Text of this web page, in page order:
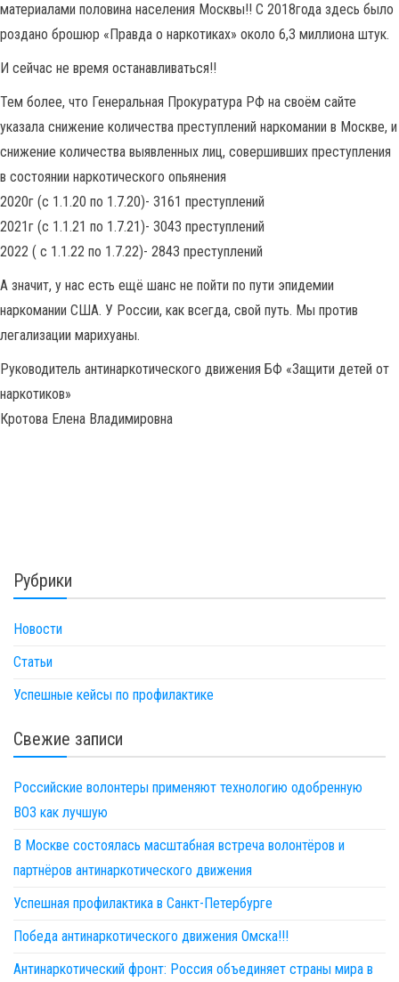
материалами половина населения Москвы!! С 2018года здесь было
роздано брошюр «Правда о наркотиках» около 6,3 миллиона штук.
И сейчас не время останавливаться!!
Тем более, что Генеральная Прокуратура РФ на своём сайте
указала снижение количества преступлений наркомании в Москве, и
снижение количества выявленных лиц, совершивших преступления
в состоянии наркотического опьянения
2020г (с 1.1.20 по 1.7.20)- 3161 преступлений
2021г (с 1.1.21 по 1.7.21)- 3043 преступлений
2022 ( с 1.1.22 по 1.7.22)- 2843 преступлений
А значит, у нас есть ещё шанс не пойти по пути эпидемии
наркомании США. У России, как всегда, свой путь. Мы против
легализации марихуаны.
Руководитель антинаркотического движения БФ «Защити детей от
наркотиков»
Кротова Елена Владимировна
Рубрики
Новости
Статьи
Успешные кейсы по профилактике
Свежие записи
Российские волонтеры применяют технологию одобренную
ВОЗ как лучшую
В Москве состоялась масштабная встреча волонтёров и
партнёров антинаркотического движения
Успешная профилактика в Санкт-Петербурге
Победа антинаркотического движения Омска!!!
Антинаркотический фронт: Россия объединяет страны мира в